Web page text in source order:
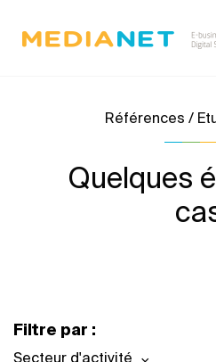
Références /
Quelques
Filtre par :
Secteur d'activité